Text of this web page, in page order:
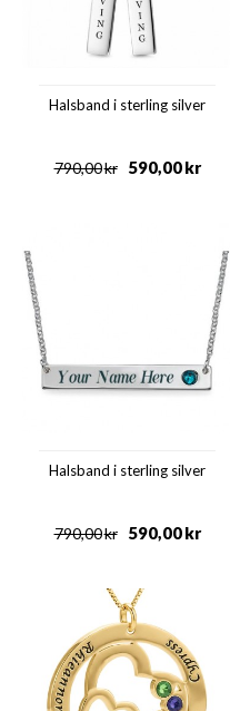
Halsband i sterling silver
kr
790,00 kr
590,00
Halsband i sterling silver
kr
790,00 kr
590,00